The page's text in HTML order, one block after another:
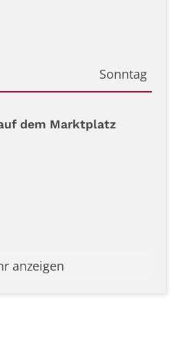
Sonntag
dem Marktplatz
anzeigen